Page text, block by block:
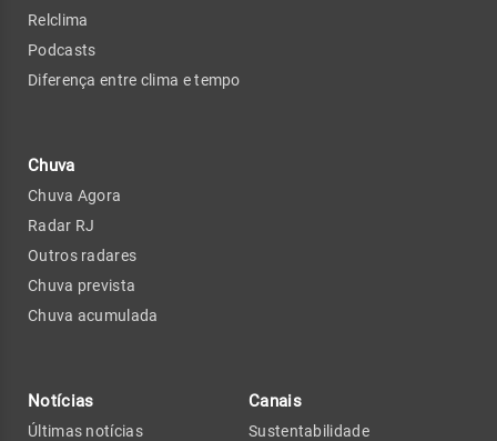
Relclima
Podcasts
Diferença entre clima e tempo
Chuva
Chuva Agora
Radar RJ
Outros radares
Chuva prevista
Chuva acumulada
Notícias
Últimas notícias
Canais
Sustentabilidade